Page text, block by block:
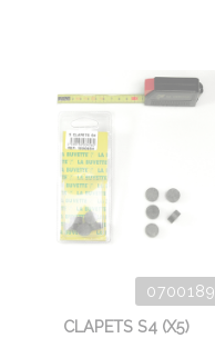
0700189
CLAPETS S4 (X5)